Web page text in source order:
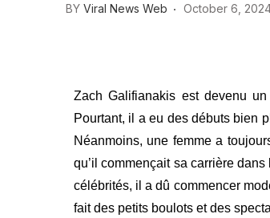
BY Viral News Web October 6,
Zach Galifianakis est devenu
Pourtant, il a eu des débuts bien
Néanmoins, une femme a
qu’il commençait sa carrière
célébrités, il a dû commencer
fait des petits boulots et des